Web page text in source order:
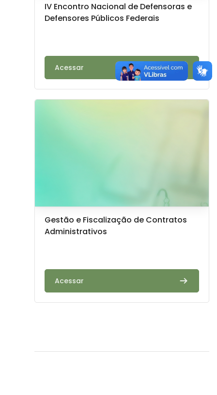
Imagem do curso
Nome do curso
IV Encontro Nacional de Defensoras e
Defensores Públicos Federais
Acessar
Imagem do curso" Gestão e Fiscalização de
Imagem do curso
Nome do curso
Gestão e Fiscalização de Contratos
Administrativos
Acessar